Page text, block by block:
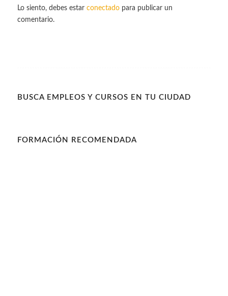
Lo siento, debes estar conectadopara publicar un
comentario.
BUSCA EMPLEOS Y CURSOS EN TU CIUDAD
FORMACIÓN RECOMENDADA